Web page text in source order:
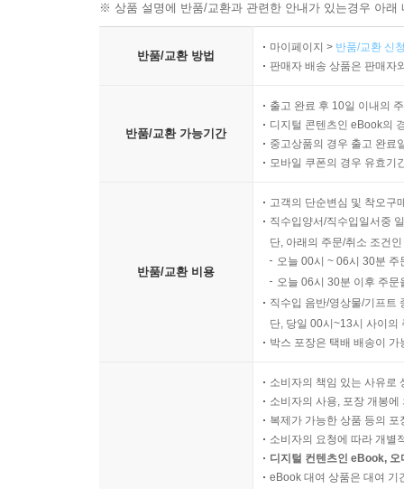
※ 상품 설명에 반품/교환과 관련한 안내가 있는경우 아
반품/교환 방법
마이페이지 > 반품/교환 신
판매자 배송 상품은 판매자
반품/교환 가능기간
출고 완료 후 10일 이내의
디지털 콘텐츠인 eBook의
중고상품의 경우 출고 완료
모바일 쿠폰의 경우 유효기
반품/교환 비용
고객의 단순변심 및 착오구
직수입양서/직수입일서중
단, 아래의 주문/취소 조건
오늘 00시 ~ 06시 30분
오늘 06시 30분 이후 주
직수입 음반/영상물/기프트
단, 당일 00시~13시 사이의
박스 포장은 택배 배송이
소비자의 책임 있는 사유로
소비자의 사용, 포장 개봉
복제가 가능한 상품 등의
소비자의 요청에 따라 개별
디지털 컨텐츠인 eBook,
eBook 대여 상품은 대여 기